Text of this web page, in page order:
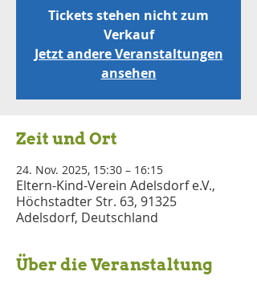
Tickets stehen nicht zum
Verkauf
Jetzt andere Veranstaltungen
ansehen
Zeit und Ort
24. Nov. 2025, 15:30 – 16:15
Eltern-Kind-Verein Adelsdorf e.V.,
Höchstadter Str. 63, 91325
Adelsdorf, Deutschland
Über die Veranstaltung